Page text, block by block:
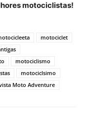
motociclistas!
motociclet
motociclismo
motociclsimo
Moto Adventure